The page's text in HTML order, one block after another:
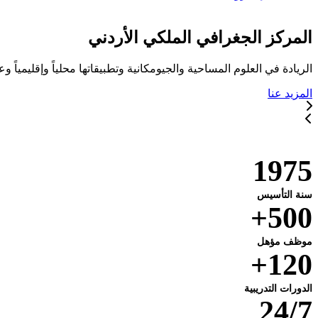
المركز الجغرافي الملكي الأردني
الريادة في العلوم المساحية والجيومكانية وتطبيقاتها محلياً وإقليمياً
المزيد عنا
1975
سنة التأسيس
500+
موظف مؤهل
120+
الدورات التدريبية